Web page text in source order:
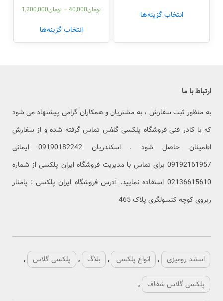
انتخاب گزینه‌ها تومان40,000
– تومان1,200,000
انتخاب گزینه‌ها
ارتباط با ما
به منظور ثبت سفارش ، به مشتریان و همکاران گرامی پیشنهاد می شود
که با کادر فنی فروشگاه پلکسی گلاس تماس گرفته شده و از سفارش
اطمینان حاصل شود . اسکندریان 09190182242 ایمانی
09192161957 برای تماس با مدیریت فروشگاه ایران پلکسی از شماره
02136615610 استفاده نمایید. آدرس فروشگاه ایران پلکسی : پامنار
ربروی کوچه کنسولگری پلاک 465
استند رومیزی , انواع پلکسی , بلاگ , پلکسی گلاس ,
پلکسی گلاس شفاف ,